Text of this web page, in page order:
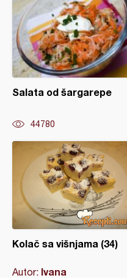
Salata od šargarepe
44780
Kolač sa višnjama (34)
Autor: Ivana